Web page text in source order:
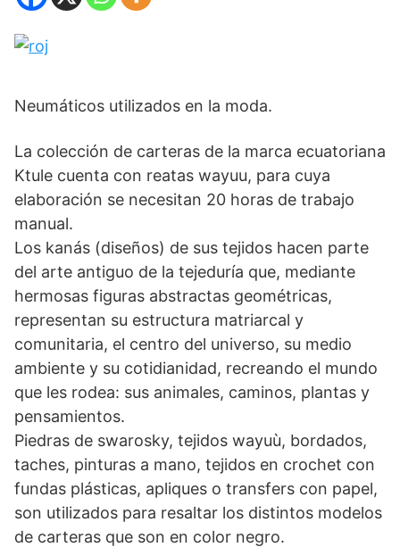
Neumáticos utilizados en la moda.
La colección de carteras de la marca ecuatoriana
Ktule cuenta con reatas wayuu, para cuya
elaboración se necesitan 20 horas de trabajo
manual.
Los kanás (diseños) de sus tejidos hacen parte
del arte antiguo de la tejeduría que, mediante
hermosas figuras abstractas geométricas,
representan su estructura matriarcal y
comunitaria, el centro del universo, su medio
ambiente y su cotidianidad, recreando el mundo
que les rodea: sus animales, caminos, plantas y
pensamientos.
Piedras de swarosky, tejidos wayuù, bordados,
taches, pinturas a mano, tejidos en crochet con
fundas plásticas, apliques o transfers con papel,
son utilizados para resaltar los distintos modelos
de carteras que son en color negro.